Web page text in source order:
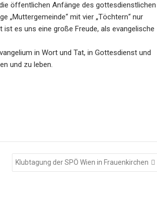
öffentlichen Anfänge des gottesdienstlichen
„Muttergemeinde“ mit vier „Töchtern“ nur
ist es uns eine große Freude, als evangelische
in Wort und Tat, in Gottesdienst und
und zu leben.
Klubtagung der SPÖ Wien in Frauenkirchen